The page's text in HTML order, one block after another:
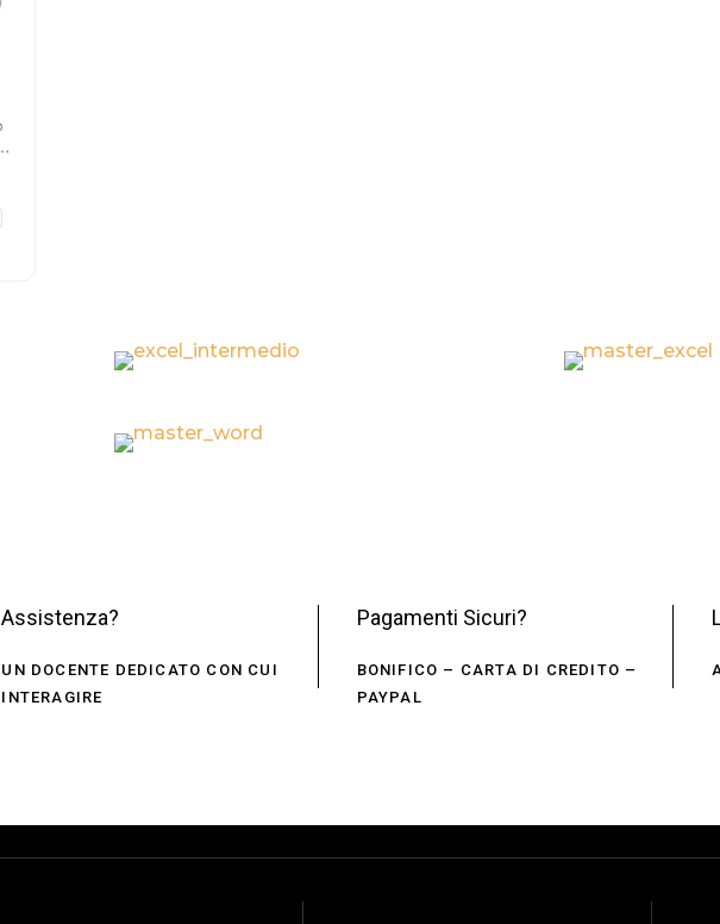
Assistenza?
UN DOCENTE DEDICATO CON CUI
INTERAGIRE
Pagamenti Sicuri?
BONIFICO – CARTA DI CREDITO –
PAYPAL